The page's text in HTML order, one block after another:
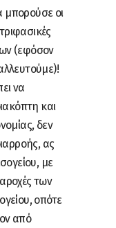
μπορούσε οι
(εφόσον
να
και
δεν
ας
με
των
οπότε
από